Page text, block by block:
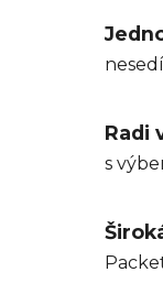
Radi
s